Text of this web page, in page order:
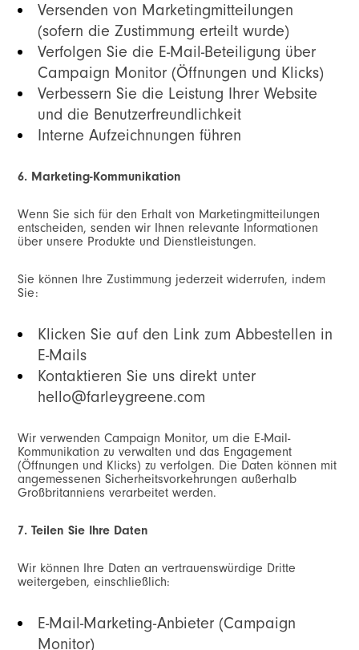
Versenden von Marketingmitteilungen
(sofern die Zustimmung erteilt wurde)
Verfolgen Sie die E-Mail-Beteiligung über
Campaign Monitor (Öffnungen und Klicks)
Verbessern Sie die Leistung Ihrer Website
und die Benutzerfreundlichkeit
Interne Aufzeichnungen führen
6. Marketing-Kommunikation
Wenn Sie sich für den Erhalt von Marketingmitteilungen
entscheiden, senden wir Ihnen relevante Informationen
über unsere Produkte und Dienstleistungen.
Sie können Ihre Zustimmung jederzeit widerrufen, indem
Sie:
Klicken Sie auf den Link zum Abbestellen in
E-Mails
Kontaktieren Sie uns direkt unter
hello@farleygreene.com
Wir verwenden Campaign Monitor, um die E-Mail-
Kommunikation zu verwalten und das Engagement
(Öffnungen und Klicks) zu verfolgen. Die Daten können mit
angemessenen Sicherheitsvorkehrungen außerhalb
Großbritanniens verarbeitet werden.
7. Teilen Sie Ihre Daten
Wir können Ihre Daten an vertrauenswürdige Dritte
weitergeben, einschließlich:
E-Mail-Marketing-Anbieter (Campaign
Monitor)